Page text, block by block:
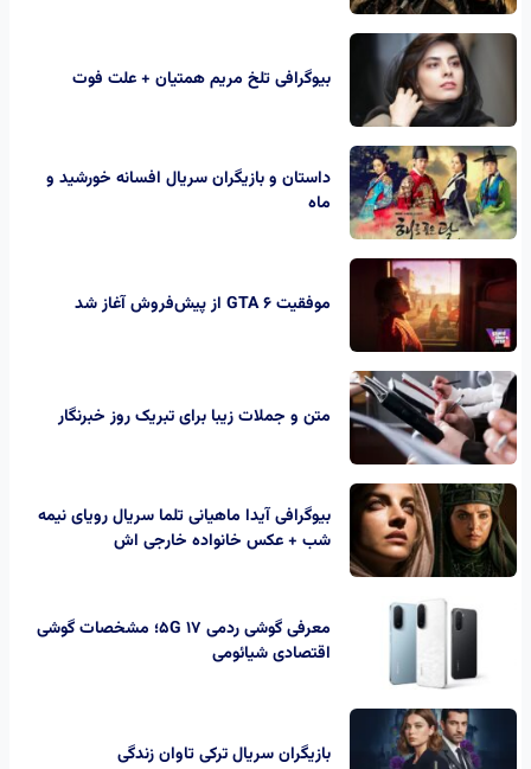
بیوگرافی تلخ مریم همتیان + علت فوت
داستان و بازیگران سریال افسانه خورشید و
ماه
موفقیت GTA 6 از پیش‌فروش آغاز شد
متن و جملات زیبا برای تبریک روز خبرنگار
بیوگرافی آیدا ماهیانی تلما سریال رویای نیمه
شب + عکس خانواده خارجی اش
معرفی گوشی ردمی 17 5G؛ مشخصات گوشی
اقتصادی شیائومی
بازیگران سریال ترکی تاوان زندگی